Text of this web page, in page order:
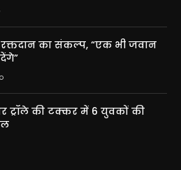
रक्तदान का संकल्प, “एक भी जवान
ट्रॉले की टक्कर में 6 युवकों की